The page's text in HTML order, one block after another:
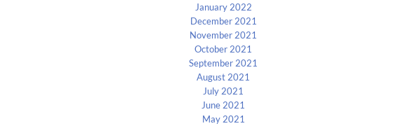
January 2022
December 2021
November 2021
October 2021
September 2021
August 2021
July 2021
June 2021
May 2021